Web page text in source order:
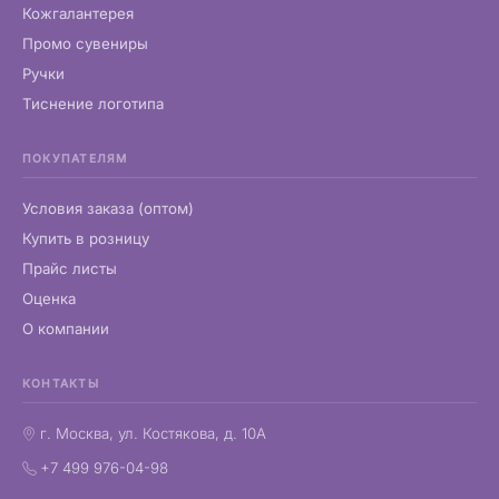
Кожгалантерея
Промо сувениры
Ручки
Тиснение логотипа
ПОКУПАТЕЛЯМ
Условия заказа (оптом)
Купить в розницу
Прайс листы
Оценка
О компании
КОНТАКТЫ
г. Москва, ул. Костякова, д. 10А
+7 499 976-04-98